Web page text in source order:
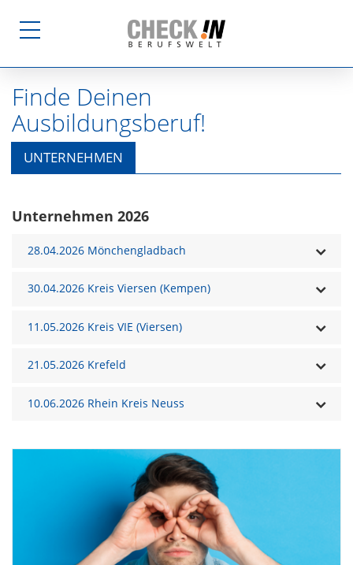
Finde Deinen
Ausbildungsberuf!
UNTERNEHMEN
Unternehmen 2026
28.04.2026 Mönchengladbach
30.04.2026 Kreis Viersen (Kempen)
11.05.2026 Kreis VIE (Viersen)
21.05.2026 Krefeld
10.06.2026 Rhein Kreis Neuss